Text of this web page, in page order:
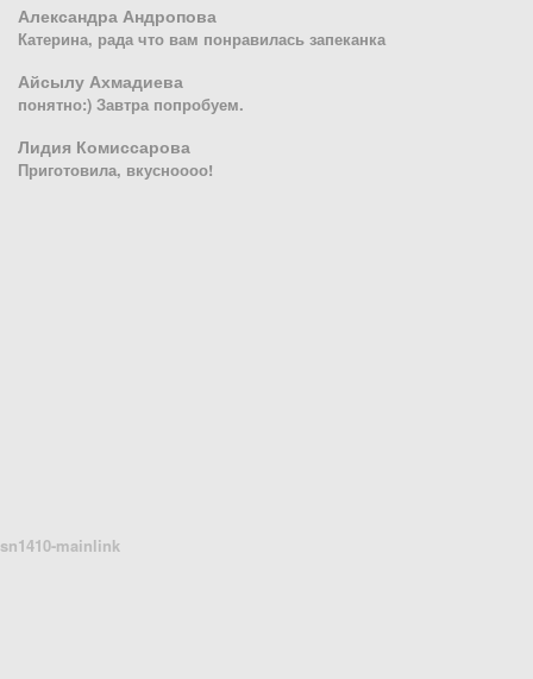
Александра Андропова
Катерина, рада что вам понравилась запеканка
Айсылу Ахмадиева
понятно:) Завтра попробуем.
Лидия Комиссарова
Приготовила, вкусноооо!
sn1410-mainlink